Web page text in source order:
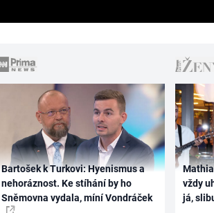
Bartošek k Turkovi: Hyenismus a
nehoráznost. Ke stíhání by ho
Sněmovna vydala, míní Vondráček
vždy
já,